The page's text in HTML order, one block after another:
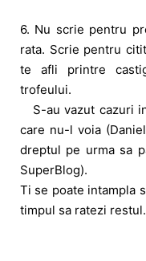
6. Nu scrie pentru
rata. Scrie pentru
te afli printre
trofeului.
S-au vazut cazuri
care nu-l voia
dreptul pe urma sa
SuperBlog).
Ti se poate intampla
timpul sa ratezi restul.